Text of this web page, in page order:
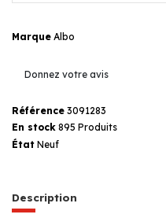
Marque Albo
Donnez votre avis
Référence 3091283
En stock 895 Produits
État Neuf
Description